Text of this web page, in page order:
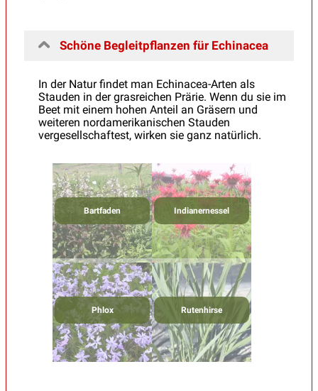
Schöne Begleitpflanzen für Echinacea
In der Natur findet man Echinacea-Arten als
Stauden in der grasreichen Prärie. Wenn du sie im
Beet mit einem hohen Anteil an Gräsern und
weiteren nordamerikanischen Stauden
vergesellschaftest, wirken sie ganz natürlich.
Bartfaden Indianernessel
Phlox Rutenhirse